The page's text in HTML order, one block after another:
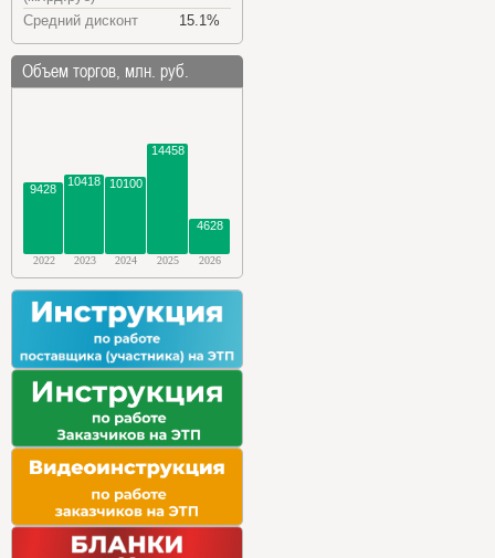
Средний дисконт
15.1%
Объем торгов, млн. руб.
9428
10418 10100
14458
4628
2022 2023 2024 2025 2026